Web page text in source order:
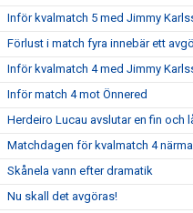
Inför kvalmatch 5 med Jimmy
Förlust i match fyra innebär ett
Inför kvalmatch 4 med Jimmy
Inför match 4 mot Önnered
Herdeiro Lucau avslutar en fin och
Matchdagen för kvalmatch 4
Skånela vann efter dramatik
Nu skall det avgöras!